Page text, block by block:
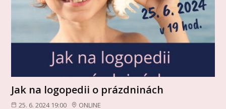
Jak na logopedii o prázdninách
25. 6. 2024 19:00
ONLINE